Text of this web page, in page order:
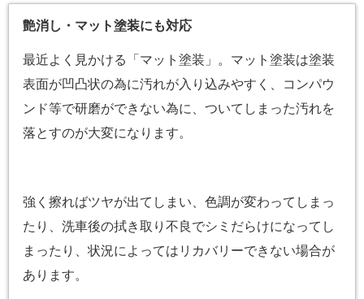
艶消し・マット塗装にも対応
最近よく見かける「マット塗装」。マット塗装は塗装
表面が凹凸状の為に汚れが入り込みやすく、コンパウ
ンド等で研磨ができない為に、ついてしまった汚れを
落とすのが大変になります。
強く擦ればツヤが出てしまい、色調が変わってしまっ
たり、洗車後の拭き取り不良でシミだらけになってし
まったり、状況によってはリカバリーできない場合が
あります。